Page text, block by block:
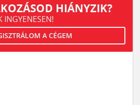
HIÁNYZIK?
INGYENESEN!
A CÉGEM